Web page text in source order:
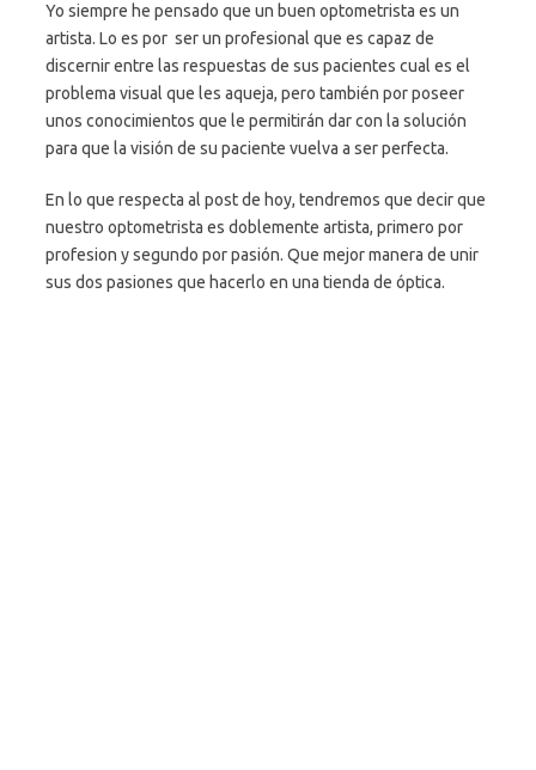
Yo siempre he pensado que un buen optometrista es un
artista. Lo es por ser un profesional que es capaz de
discernir entre las respuestas de sus pacientes cual es el
problema visual que les aqueja, pero también por poseer
unos conocimientos que le permitirán dar con la solución
para que la visión de su paciente vuelva a ser perfecta.
En lo que respecta al post de hoy, tendremos que decir que
nuestro optometrista es doblemente artista, primero por
profesion y segundo por pasión. Que mejor manera de unir
sus dos pasiones que hacerlo en una tienda de óptica.